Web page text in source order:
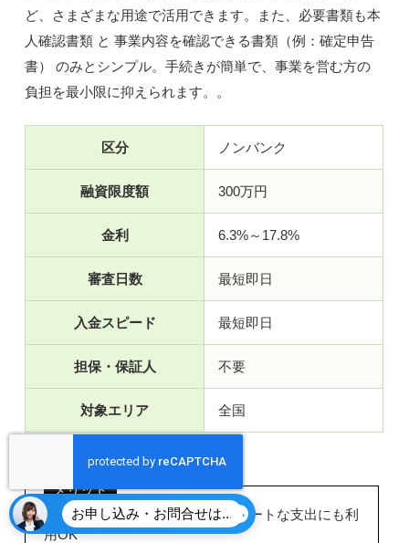
ど、さまざまな用途で活用できます。また、必要書類も本
人確認書類 と 事業内容を確認できる書類（例：確定申告
書） のみとシンプル。手続きが簡単で、事業を営む方の
負担を最小限に抑えられます。。
区分 ノンバンク
融資限度額 300万円
金利 6.3%～17.8%
審査日数 最短即日
入金スピード 最短即日
担保・保証人 不要
対象エリア 全国
メリット
・事業資金はもちろん、プライベートな支出にも利
用OK
お申し込み・お問合せはこちら